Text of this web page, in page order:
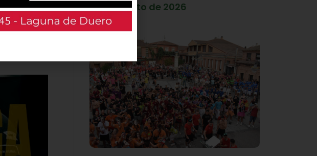
en mi
lagunero,
tenía», y
por
4 de agosto de 2026